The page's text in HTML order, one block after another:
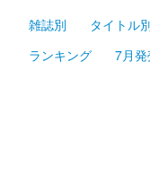
Myシェルフ
プレミアム
雑誌別 タイトル
ランキング
7月発